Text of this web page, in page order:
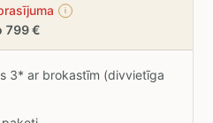
i
799 €
3* ar brokastīm (divvietīga